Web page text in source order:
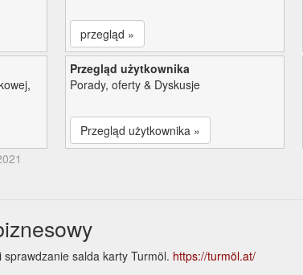
przegląd »
Przegląd użytkownika
Porady, oferty & Dyskusje
Przegląd użytkownika »
salda karty Turmöl. https://turmöl.at/